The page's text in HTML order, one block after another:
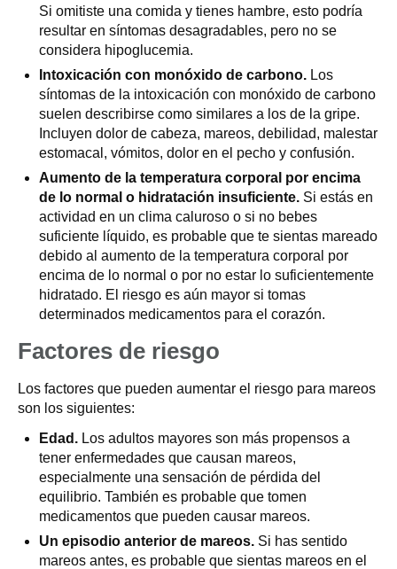
Si omitiste una comida y tienes hambre, esto podría
resultar en síntomas desagradables, pero no se
considera hipoglucemia.
Intoxicación con monóxido de carbono. Los
síntomas de la intoxicación con monóxido de carbono
suelen describirse como similares a los de la gripe.
Incluyen dolor de cabeza, mareos, debilidad, malestar
estomacal, vómitos, dolor en el pecho y confusión.
Aumento de la temperatura corporal por encima
de lo normal o hidratación insuficiente. Si estás en
actividad en un clima caluroso o si no bebes
suficiente líquido, es probable que te sientas mareado
debido al aumento de la temperatura corporal por
encima de lo normal o por no estar lo suficientemente
hidratado. El riesgo es aún mayor si tomas
determinados medicamentos para el corazón.
Factores de riesgo
Los factores que pueden aumentar el riesgo para mareos
son los siguientes:
Edad. Los adultos mayores son más propensos a
tener enfermedades que causan mareos,
especialmente una sensación de pérdida del
equilibrio. También es probable que tomen
medicamentos que pueden causar mareos.
Un episodio anterior de mareos. Si has sentido
mareos antes, es probable que sientas mareos en el